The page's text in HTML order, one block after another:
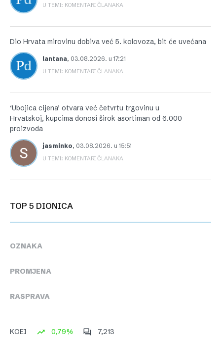
U TEMI: KOMENTARI ČLANAKA
Dio Hrvata mirovinu dobiva već 5. kolovoza, bit će uvećana
lantana, 03.08.2026. u 17:21
U TEMI: KOMENTARI ČLANAKA
‘Ubojica cijena’ otvara već četvrtu trgovinu u
Hrvatskoj, kupcima donosi širok asortiman od 6.000
proizvoda
jasminko, 03.08.2026. u 15:51
U TEMI: KOMENTARI ČLANAKA
TOP 5 DIONICA
OZNAKA
PROMJENA
RASPRAVA
KOEI 0,79% 7,213